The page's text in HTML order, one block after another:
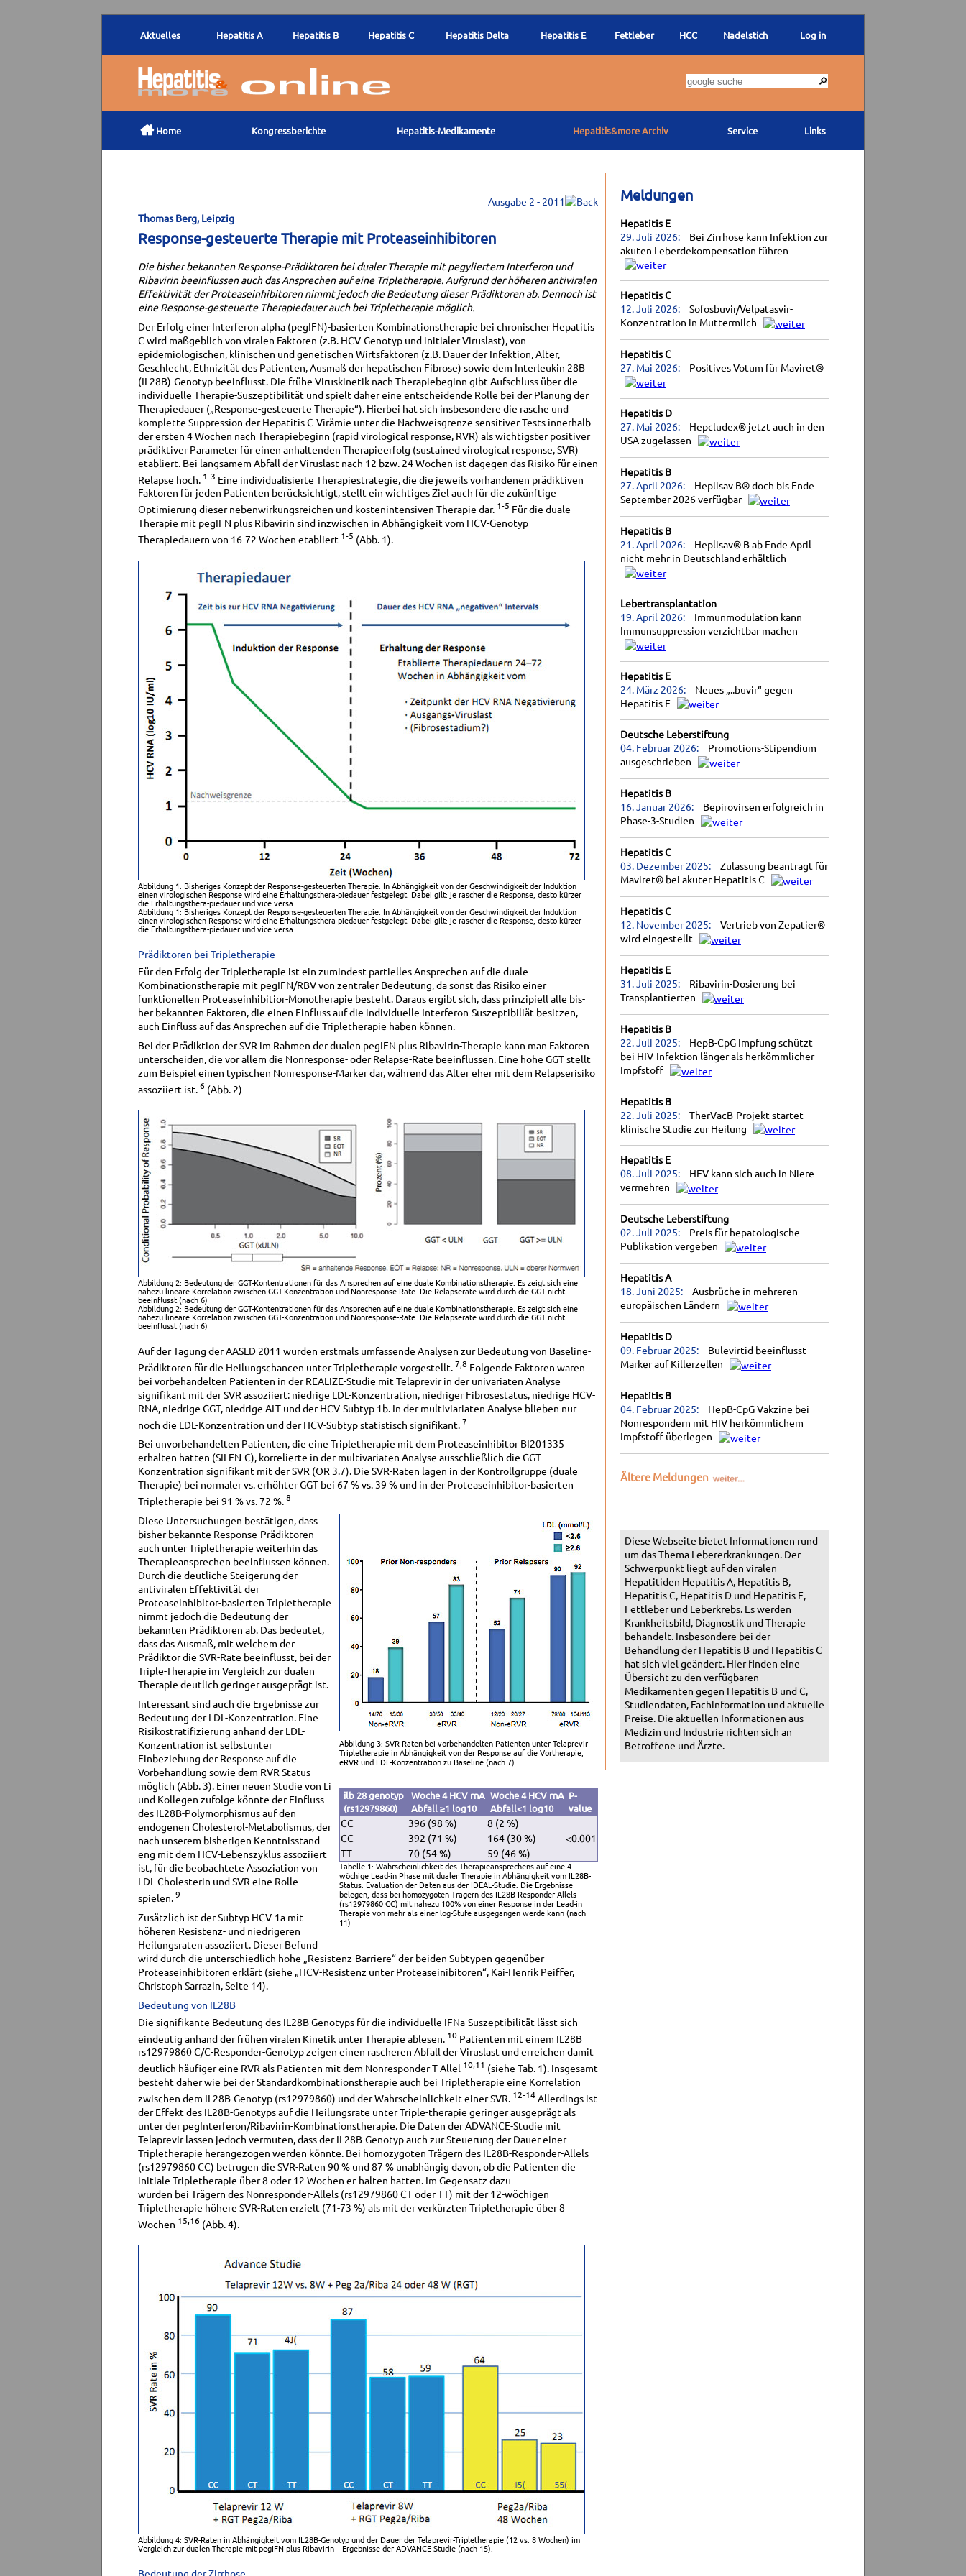
Ausgabe 2 - 2011
Thomas Berg, Leipzig
Response-gesteuerte Therapie mit Proteaseinhibitoren
Die bisher bekannten Response-Prädiktoren bei dualer Therapie mit pegyliertem Interferon und
Ribavirin beeinflussen auch das Ansprechen auf eine Tripletherapie. Aufgrund der höheren antiviralen
Effektivität der Proteaseinhibitoren nimmt jedoch die Bedeutung dieser Prädiktoren ab. Dennoch ist
eine Response-gesteuerte Therapiedauer auch bei Tripletherapie möglich.
Der Erfolg einer Interferon alpha (pegIFN)-basierten Kombinationstherapie bei chronischer Hepatitis
C wird maßgeblich von viralen Faktoren (z.B. HCV-Genotyp und initialer Viruslast), von
epidemiologischen, klinischen und genetischen Wirtsfaktoren (z.B. Dauer der Infektion, Alter,
Geschlecht, Ethnizität des Patienten, Ausmaß der hepatischen Fibrose) sowie dem Interleukin 28B
(IL28B)-Genotyp beeinflusst. Die frühe Viruskinetik nach Therapiebeginn gibt Aufschluss über die
individuelle Therapie-Suszeptibilität und spielt daher eine entscheidende Rolle bei der Planung der
Therapiedauer („Response-gesteuerte Therapie“). Hierbei hat sich insbesondere die rasche und
komplette Suppression der Hepatitis C-Virämie unter die Nachweisgrenze sensitiver Tests innerhalb
der ersten 4 Wochen nach Therapiebeginn (rapid virological response, RVR) als wichtigster positiver
prädiktiver Parameter für einen anhaltenden Therapieerfolg (sustained virological response, SVR)
etabliert. Bei langsamem Abfall der Viruslast nach 12 bzw. 24 Wochen ist dagegen das Risiko für einen
Relapse hoch. 1-3 Eine individualisierte Therapiestrategie, die die jeweils vorhandenen prädiktiven
Faktoren für jeden Patienten berücksichtigt, stellt ein wichtiges Ziel auch für die zukünftige
Optimierung dieser nebenwirkungsreichen und kostenintensiven Therapie dar. 1-5 Für die duale
Therapie mit pegIFN plus Ribavirin sind inzwischen in Abhängigkeit vom HCV-Genotyp
Therapiedauern von 16-72 Wochen etabliert 1-5 (Abb. 1).
Abbildung 1: Bisheriges Konzept der Response-gesteuerten Therapie. In Abhängigkeit von der Geschwindigkeit der Induktion
einen virologischen Response wird eine Erhaltungsthera-piedauer festgelegt. Dabei gilt: je rascher die Response, desto kürzer
die Erhaltungsthera-piedauer und vice versa.
Abbildung 1: Bisheriges Konzept der Response-gesteuerten Therapie. In Abhängigkeit von der Geschwindigkeit der Induktion
einen virologischen Response wird eine Erhaltungsthera-piedauer festgelegt. Dabei gilt: je rascher die Response, desto kürzer
die Erhaltungsthera-piedauer und vice versa.
Prädiktoren bei Tripletherapie
Für den Erfolg der Tripletherapie ist ein zumindest partielles Ansprechen auf die duale
Kombinationstherapie mit pegIFN/RBV von zentraler Bedeutung, da sonst das Risiko einer
funktionellen Proteaseinhibitior-Monotherapie besteht. Daraus ergibt sich, dass prinzipiell alle bis-
her bekannten Faktoren, die einen Einfluss auf die individuelle Interferon-Suszeptibiliät besitzen,
auch Einfluss auf das Ansprechen auf die Tripletherapie haben können.
Bei der Prädiktion der SVR im Rahmen der dualen pegIFN plus Ribavirin-Therapie kann man Faktoren
unterscheiden, die vor allem die Nonresponse- oder Relapse-Rate beeinflussen. Eine hohe GGT stellt
zum Beispiel einen typischen Nonresponse-Marker dar, während das Alter eher mit dem Relapserisiko
assoziiert ist. 6 (Abb. 2)
Abbildung 2: Bedeutung der GGT-Kontentrationen für das Ansprechen auf eine duale Kombinationstherapie. Es zeigt sich eine
nahezu lineare Korrelation zwischen GGT-Konzentration und Nonresponse-Rate. Die Relapserate wird durch die GGT nicht
beeinflusst (nach 6)
Abbildung 2: Bedeutung der GGT-Kontentrationen für das Ansprechen auf eine duale Kombinationstherapie. Es zeigt sich eine
nahezu lineare Korrelation zwischen GGT-Konzentration und Nonresponse-Rate. Die Relapserate wird durch die GGT nicht
beeinflusst (nach 6)
Auf der Tagung der AASLD 2011 wurden erstmals umfassende Analysen zur Bedeutung von Baseline-
Prädiktoren für die Heilungschancen unter Tripletherapie vorgestellt.7,8 Folgende Faktoren waren
bei vorbehandelten Patienten in der REALIZE-Studie mit Telaprevir in der univariaten Analyse
signifikant mit der SVR assoziiert: niedrige LDL-Konzentration, niedriger Fibrosestatus, niedrige HCV-
RNA, niedrige GGT, niedrige ALT und der HCV-Subtyp 1b. In der multiviariaten Analyse blieben nur
noch die LDL-Konzentration und der HCV-Subtyp statistisch signifikant. 7
Bei unvorbehandelten Patienten, die eine Tripletherapie mit dem Proteaseinhibitor BI201335
erhalten hatten (SILEN-C), korrelierte in der multivariaten Analyse ausschließlich die GGT-
Konzentration signifikant mit der SVR (OR 3.7). Die SVR-Raten lagen in der Kontrollgruppe (duale
Therapie) bei normaler vs. erhöhter GGT bei 67 % vs. 39 % und in der Proteaseinhibitor-basierten
Tripletherapie bei 91 % vs. 72 %.8
Abbildung 3: SVR-Raten bei vorbehandelten Patienten unter Telaprevir-
Tripletherapie in Abhängigkeit von der Response auf die Vortherapie,
eRVR und LDL-Konzentration zu Baseline (nach 7).
ilb 28 genotyp
(rs12979860)
Woche 4 HCV rnA
Abfall ≥1 log10
Woche 4 HCV rnA
Abfall<1 log10
P-
value
CC 396 (98 %)
8 (2 %)
<0.001
CC 392 (71 %)
164 (30 %)
TT
70 (54 %) 59 (46 %)
Tabelle 1: Wahrscheinlichkeit des Therapieansprechens auf eine 4-
wöchige Lead-in Phase mit dualer Therapie in Abhängigkeit vom IL28B-
Status. Evaluation der Daten aus der IDEAL-Studie. Die Ergebnisse
belegen, dass bei homozygoten Trägern des IL28B Responder-Allels
(rs12979860 CC) mit nahezu 100% von einer Response in der Lead-in
Therapie von mehr als einer log-Stufe ausgegangen werde kann (nach
11)
Diese Untersuchungen bestätigen, dass
bisher bekannte Response-Prädiktoren
auch unter Tripletherapie weiterhin das
Therapieansprechen beeinflussen können.
Durch die deutliche Steigerung der
antiviralen Effektivität der
Proteaseinhibitor-basierten Tripletherapie
nimmt jedoch die Bedeutung der
bekannten Prädiktoren ab. Das bedeutet,
dass das Ausmaß, mit welchem der
Prädiktor die SVR-Rate beeinflusst, bei der
Triple-Therapie im Vergleich zur dualen
Therapie deutlich geringer ausgeprägt ist.
Interessant sind auch die Ergebnisse zur
Bedeutung der LDL-Konzentration. Eine
Risikostratifizierung anhand der LDL-
Konzentration ist selbstunter
Einbeziehung der Response auf die
Vorbehandlung sowie dem RVR Status
möglich (Abb. 3). Einer neuen Studie von Li
und Kollegen zufolge könnte der Einfluss
des IL28B-Polymorphismus auf den
endogenen Cholesterol-Metabolismus, der
nach unserem bisherigen Kenntnisstand
eng mit dem HCV-Lebenszyklus assoziiert
ist, für die beobachtete Assoziation von
LDL-Cholesterin und SVR eine Rolle
spielen.9
Zusätzlich ist der Subtyp HCV-1a mit
höheren Resistenz- und niedrigeren
Heilungsraten assoziiert. Dieser Befund
wird durch die unterschiedlich hohe „Resistenz-Barriere“ der beiden Subtypen gegenüber
Proteaseinhibitoren erklärt (siehe „HCV-Resistenz unter Proteaseinibitoren“, Kai-Henrik Peiffer,
Christoph Sarrazin, Seite 14).
Bedeutung von IL28B
Die signifikante Bedeutung des IL28B Genotyps für die individuelle IFNa-Suszeptibilität lässt sich
eindeutig anhand der frühen viralen Kinetik unter Therapie ablesen. 10 Patienten mit einem IL28B
rs12979860 C/C-Responder-Genotyp zeigen einen rascheren Abfall der Viruslast und erreichen damit
deutlich häufiger eine RVR als Patienten mit dem Nonresponder T-Allel 10,11 (siehe Tab. 1). Insgesamt
besteht daher wie bei der Standardkombinationstherapie auch bei Tripletherapie eine Korrelation
zwischen dem IL28B-Genotyp (rs12979860) und der Wahrscheinlichkeit einer SVR. 12-14Allerdings ist
der Effekt des IL28B-Genotyps auf die Heilungsrate unter Triple-therapie geringer ausgeprägt als
unter der pegInterferon/Ribavirin-Kombinationstherapie. Die Daten der ADVANCE-Studie mit
Telaprevir lassen jedoch vermuten, dass der IL28B-Genotyp auch zur Steuerung der Dauer einer
Tripletherapie herangezogen werden könnte. Bei homozygoten Trägern des IL28B-Responder-Allels
(rs12979860 CC) betrugen die SVR-Raten 90 % und 87 % unabhängig davon, ob die Patienten die
initiale Tripletherapie über 8 oder 12 Wochen er-halten hatten. Im Gegensatz dazu
wurden bei Trägern des Nonresponder-Allels (rs12979860 CT oder TT) mit der 12-wöchigen
Tripletherapie höhere SVR-Raten erzielt (71-73 %) als mit der verkürzten Tripletherapie über 8
Wochen 15,16 (Abb. 4).
Abbildung 4: SVR-Raten in Abhängigkeit vom IL28B-Genotyp und der Dauer der Telaprevir-Tripletherapie (12 vs. 8 Wochen) im
Vergleich zur dualen Therapie mit pegIFN plus Ribavirin – Ergebnisse der ADVANCE-Studie (nach 15).
Meldungen
Hepatitis E
29. Juli 2026:
Bei Zirrhose kann Infektion zur
akuten Leberdekompensation führen
Hepatitis C
12. Juli 2026:
Sofosbuvir/Velpatasvir-
Konzentration in Muttermilch
Hepatitis C
27. Mai 2026:
Positives Votum für Maviret®
Hepatitis D
27. Mai 2026:
Hepcludex® jetzt auch in den
USA zugelassen
Hepatitis B
27. April 2026:
Heplisav B® doch bis Ende
September 2026 verfügbar
Hepatitis B
21. April 2026:
Heplisav® B ab Ende April
nicht mehr in Deutschland erhältlich
Lebertransplantation
19. April 2026:
Immunmodulation kann
Immunsuppression verzichtbar machen
Hepatitis E
24. März 2026:
Neues „..buvir“ gegen
Hepatitis E
Deutsche Leberstiftung
04. Februar 2026:
Promotions-Stipendium
ausgeschrieben
Hepatitis B
16. Januar 2026:
Bepirovirsen erfolgreich in
Phase-3-Studien
Hepatitis C
03. Dezember 2025:
Zulassung beantragt für
Maviret® bei akuter Hepatitis C
Hepatitis C
12. November 2025:
Vertrieb von Zepatier®
wird eingestellt
Hepatitis E
31. Juli 2025:
Ribavirin-Dosierung bei
Transplantierten
Hepatitis B
22. Juli 2025:
HepB-CpG Impfung schützt
bei HIV-Infektion länger als herkömmlicher
Impfstoff
Hepatitis B
22. Juli 2025:
TherVacB-Projekt startet
klinische Studie zur Heilung
Hepatitis E
08. Juli 2025:
HEV kann sich auch in Niere
vermehren
Deutsche Leberstiftung
02. Juli 2025:
Preis für hepatologische
Publikation vergeben
Hepatitis A
18. Juni 2025:
Ausbrüche in mehreren
europäischen Ländern
Hepatitis D
09. Februar 2025:
Bulevirtid beeinflusst
Marker auf Killerzellen
Hepatitis B
04. Februar 2025:
HepB-CpG Vakzine bei
Nonrespondern mit HIV herkömmlichem
Impfstoff überlegen
Ältere Meldungen
Diese Webseite bietet Informationen rund
um das Thema Lebererkrankungen. Der
Schwerpunkt liegt auf den viralen
Hepatitiden Hepatitis A, Hepatitis B,
Hepatitis C, Hepatitis D und Hepatitis E,
Fettleber und Leberkrebs. Es werden
Krankheitsbild, Diagnostik und Therapie
behandelt. Insbesondere bei der
Behandlung der Hepatitis B und Hepatitis C
hat sich viel geändert. Hier finden eine
Übersicht zu den verfügbaren
Medikamenten gegen Hepatitis B und C,
Studiendaten, Fachinformation und aktuelle
Preise. Die aktuellen Informationen aus
Medizin und Industrie richten sich an
Betroffene und Ärzte.
Aktuelles Hepatitis A Hepatitis B Hepatitis C Hepatitis Delta Hepatitis E Fettleber HCC Nadelstich Log in
Home Kongressberichte Hepatitis-Medikamente Hepatitis&more Archiv Service Links